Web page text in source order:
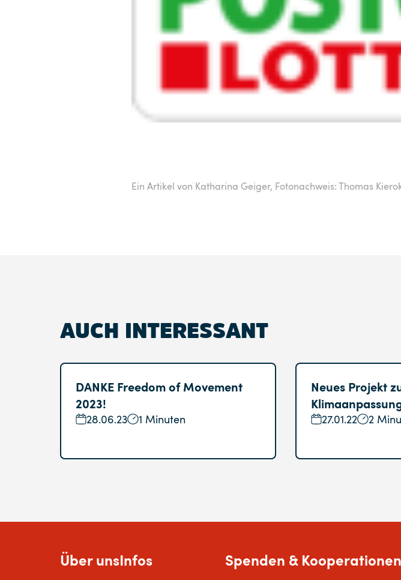
Ein Artikel von Katharina Geiger, Fotonachweis: Thomas
AUCH INTERESSANT
DANKE Freedom of Movement
2023!
28.06.23 1 Minuten
Neues Projekt
27.01.22 2
Über unsInfos Spenden & Kooperationen